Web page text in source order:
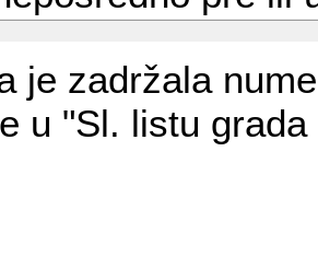
interventnog
hitne
je zadržala
u "Sl. listu